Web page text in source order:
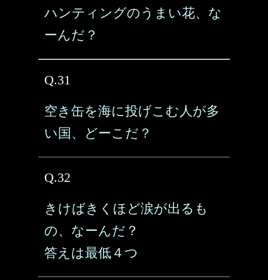
ハンティングのうまい花、な
ーんだ？
Q.31
空き缶を海に投げこむ人が多
い国、どーこだ？
Q.32
きけばきくほど涙が出るも
の、なーんだ？
答えは最低４つ